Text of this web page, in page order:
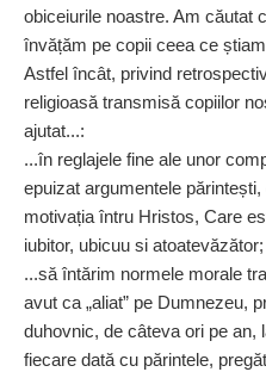
obiceiurile noastre. Am căutat
învățăm pe copii ceea ce
Astfel încât, privind
religioasă transmisă copiilor
ajutat...:
...în reglajele fine ale unor
epuizat argumentele
motivația întru Hristos, Care
iubitor, ubicuu si atoatevăzător;
...să întărim normele morale
avut ca „aliat” pe Dumnezeu,
duhovnic, de câteva ori pe an,
fiecare dată cu părintele,